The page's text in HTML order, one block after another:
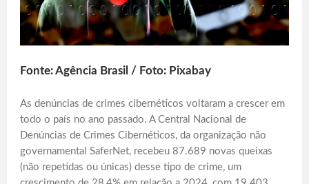
Fonte: Agência Brasil / Foto: Pixabay
As denúncias de crimes cibernéticos voltaram a crescer em
todo o país no ano passado. A Central Nacional de
Denúncias de Crimes Cibernéticos, da organização não
governamental SaferNet, recebeu 87.689 novas queixas
(não repetidas ou únicas) desse tipo de crime, um